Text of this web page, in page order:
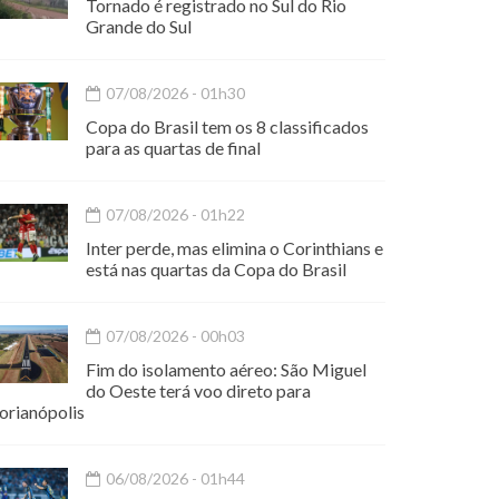
Tornado é registrado no Sul do Rio
Grande do Sul
07/08/2026 - 01h30
Copa do Brasil tem os 8 classificados
para as quartas de final
07/08/2026 - 01h22
Inter perde, mas elimina o Corinthians e
está nas quartas da Copa do Brasil
07/08/2026 - 00h03
Fim do isolamento aéreo: São Miguel
do Oeste terá voo direto para
06/08/2026 - 01h44